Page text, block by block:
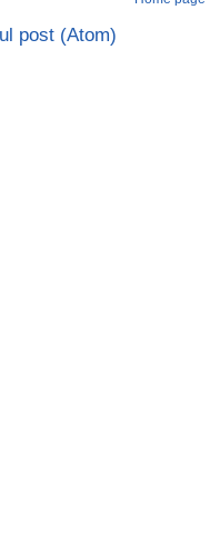
post (Atom)